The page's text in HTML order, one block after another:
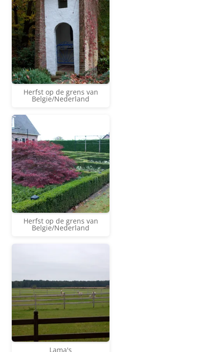
Herfst op de grens van
Belgie/Nederland
Herfst op de grens van
Belgie/Nederland
Lama's